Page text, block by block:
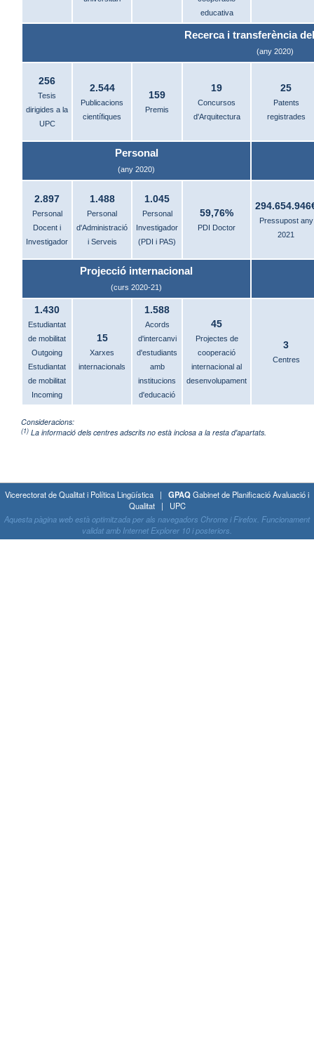
educativa
Recerca i transferència
(any 2020)
256
Tesis
dirigides a la
UPC
2.544
Publicacions
científiques
159
Premis
19
Concursos
d'Arquitectura
25
Patents
registrades
Personal
(any 2020)
2.897
Personal
Docent i
Investigador
1.488
Personal
d'Administració
i Serveis
1.045
Personal
Investigador
(PDI i PAS)
59,76%
PDI Doctor
Pressupost any
2021
Projecció internacional
(curs 2020-21)
1.430
Estudiantat
de mobilitat
Outgoing
Estudiantat
de mobilitat
Incoming
15
Xarxes
internacionals
1.588
Acords
d'intercanvi
d'estudiants
amb
institucions
d'educació
45
Projectes de
cooperació
internacional al
desenvolupament
3
Centres
Consideracions:
(1) La informació dels centres adscrits no està inclosa a la resta d'apartats.
Vicerectorat de Qualitat i Política Lingüística | GPAQGabinet de Planificació Avaluació i
Qualitat | UPC
Aquesta pàgina web està optimitzada per als navegadors Chrome i Firefox. Funcionament
validat amb Internet Explorer 10 i posteriors.